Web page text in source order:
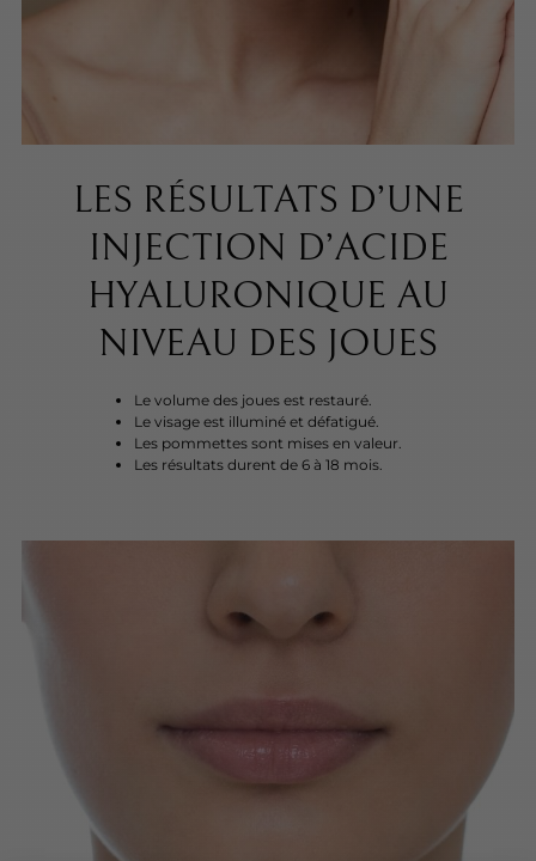
LES RÉSULTATS D’UNE
INJECTION D’ACIDE
HYALURONIQUE AU
NIVEAU DES JOUES
Le volume des joues est restauré.
Le visage est illuminé et défatigué.
Les pommettes sont mises en valeur.
Les résultats durent de 6 à 18 mois.